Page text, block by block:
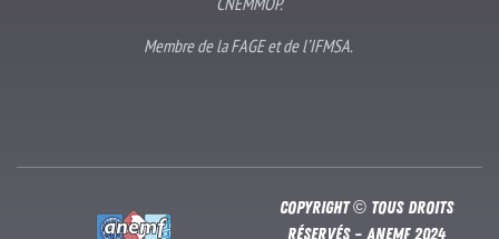
Membre de la FAGE et de l’IFMSA.
Copyright © Tous droits
réservés – Anemf 2024